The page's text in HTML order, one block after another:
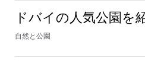
ドバイの人気公園を
自然と公園